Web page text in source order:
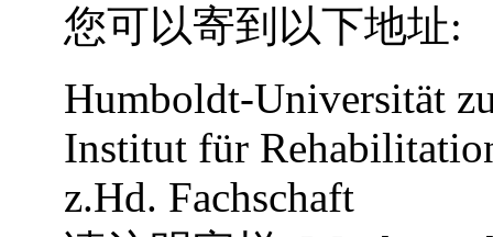
您可以寄到以下地址:
Humboldt-Universität
Institut für
z.Hd. Fachschaft